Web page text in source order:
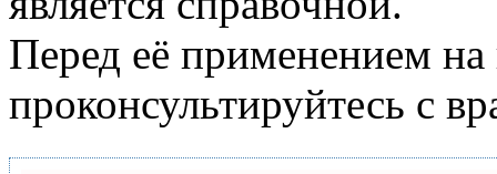
Перед её применением на
проконсультируйтесь с